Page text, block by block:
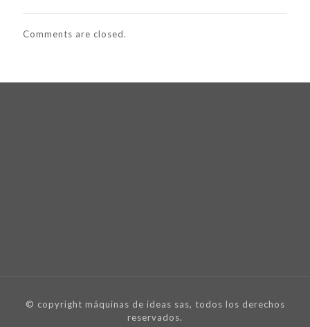
Comments are closed.
© copyright máquinas de ideas sas, todos los derechos
reservados.